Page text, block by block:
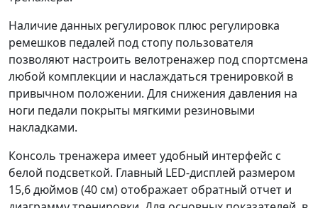
Наличие данных регулировок плюс регулировка
ремешков педалей под стопу пользователя
позволяют настроить велотренажер под спортсмена
любой комплекции и наслаждаться тренировкой в
привычном положении. Для снижения давления на
ноги педали покрыты мягкими резиновыми
накладками.
Консоль тренажера имеет удобный интерфейс с
белой подсветкой. Главный LED-дисплей размером
15,6 дюймов (40 см) отображает обратный отчет и